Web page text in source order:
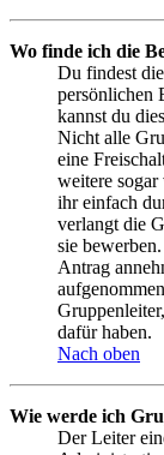
Wo finde ich die
Du findest
persönlichen
kannst du
Nicht alle
eine
weitere
ihr einfach
verlangt die
sie
Antrag
dafür haben.
Nach oben
Wie werde ich
Der Leiter